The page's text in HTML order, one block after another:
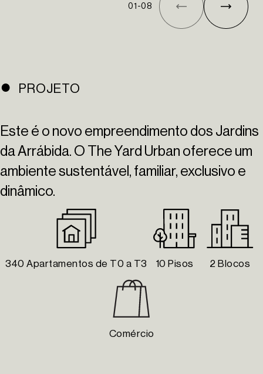
01 -08
PROJETO
Este é o novo empreendimento dos Jardins
da Arrábida. O The Yard Urban oferece um
ambiente sustentável, familiar, exclusivo e
dinâmico.
340 Apartamentos de T0 a T3 10 Pisos 2 Blocos
Comércio